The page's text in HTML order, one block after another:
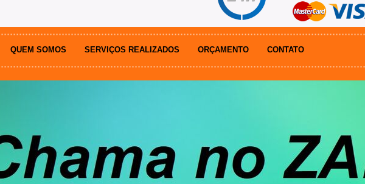
QUEM SOMOS SERVIÇOS REALIZADOS ORÇAMENTO CONTATO